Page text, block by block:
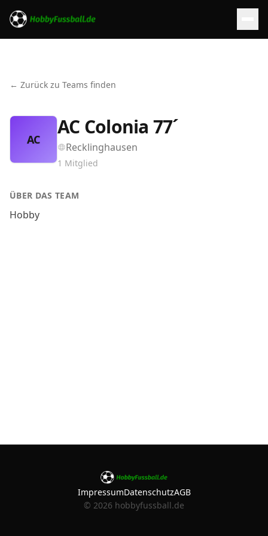
← Zurück zu Teams finden
AC
AC Colonia 77´
Recklinghausen
1 Mitglied
ÜBER DAS TEAM
Hobby
ImpressumDatenschutzAGB
© 2026 hobbyfussball.de